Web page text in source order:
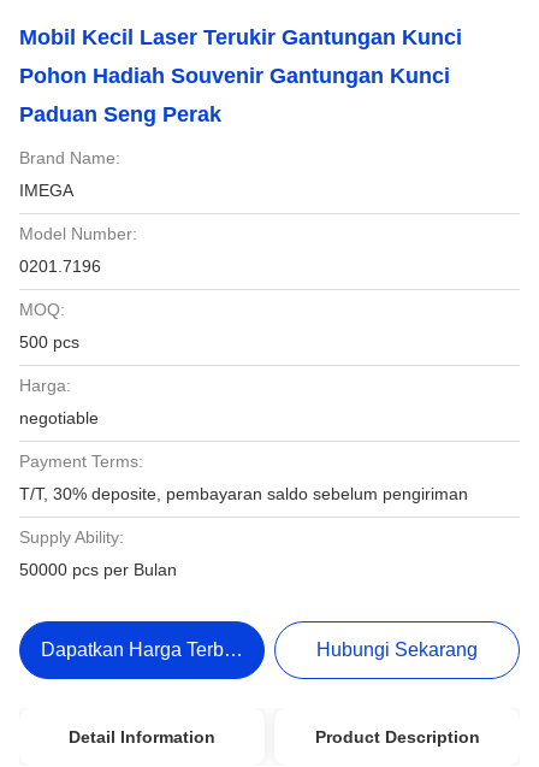
Mobil Kecil Laser Terukir Gantungan Kunci
Pohon Hadiah Souvenir Gantungan Kunci
Paduan Seng Perak
Brand Name:
IMEGA
Model Number:
0201.7196
MOQ:
500 pcs
Harga:
negotiable
Payment Terms:
T/T, 30% deposite, pembayaran saldo sebelum pengiriman
Supply Ability:
50000 pcs per Bulan
Dapatkan Harga Terbaik Hubungi Sekarang
Detail Information Product Description